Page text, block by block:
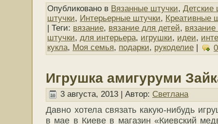
Опубликовано в Вязанные штучки, Детские
штучки, Интерьерные штучки, Креативные
| Теги: вязание, вязание для детей,
штучки, для интерьера, игрушки, идеи,
кукла, Моя семья, подарки, рукоделие
Игрушка амигуруми
3 августа, 2013 | Автор: Светлана
Давно хотела связать какую-нибудь
в мае в Киеве в магазин «Киевский